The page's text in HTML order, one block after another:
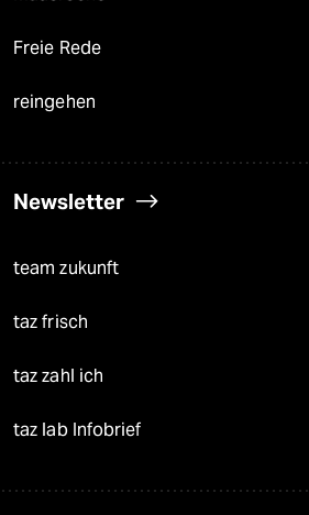
Freie Rede
reingehen
Newsletter
team zukunft
taz frisch
taz zahl ich
taz lab Infobrief